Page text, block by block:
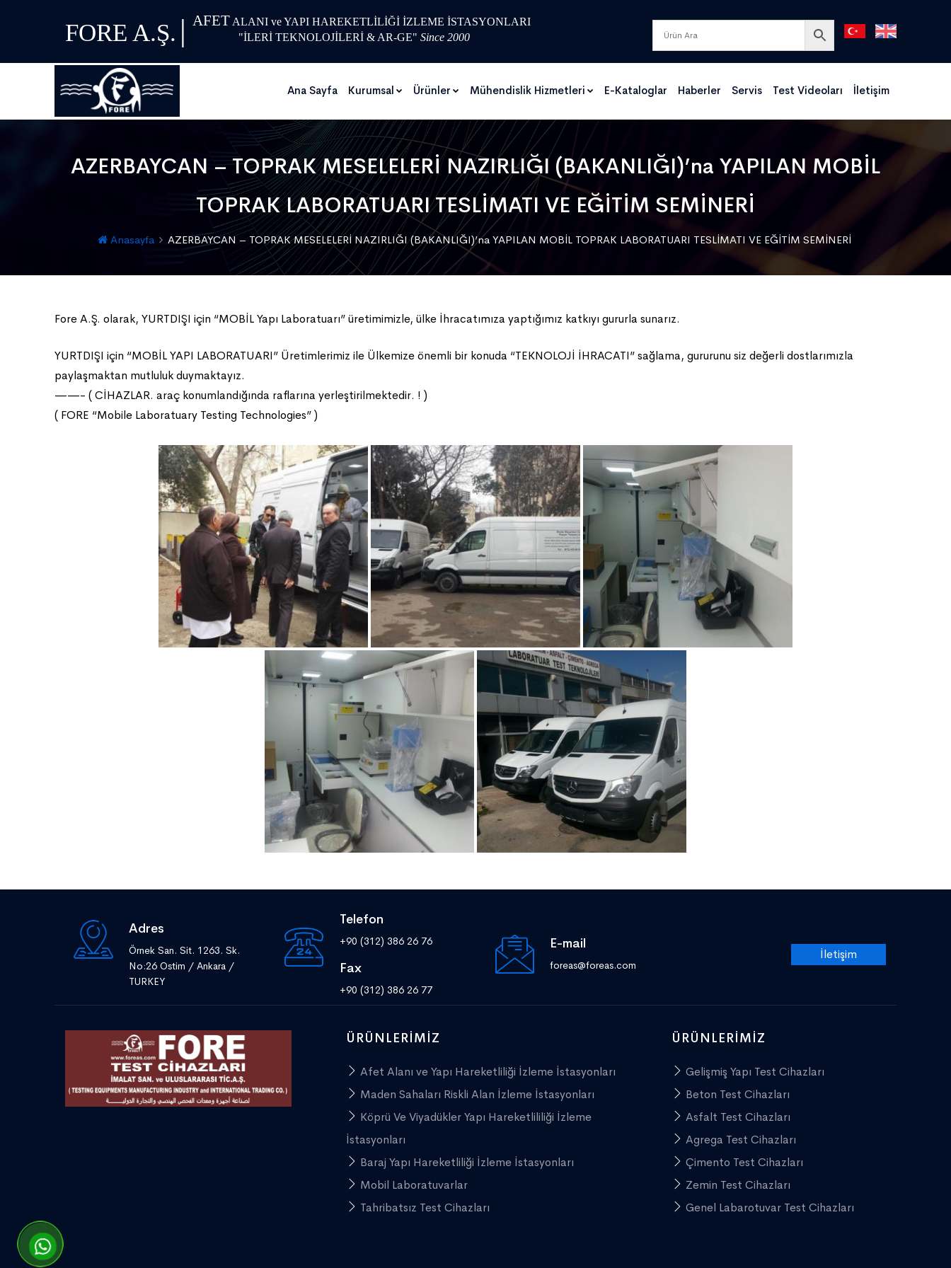
FORE A.Ş. | AFET ALANI ve YAPI HAREKETLİLİĞİ İZLEME İSTASYONLARI
"İLERİ TEKNOLOJİLERİ & AR-GE" Since 2000
Ana Sayfa Kurumsal Ürünler Mühendislik Hizmetleri E-Kataloglar Haberler Servis Test Videoları İletişim
AZERBAYCAN – TOPRAK MESELELERİ NAZIRLIĞI (BAKANLIĞI)’na YAPILAN MOBİL
TOPRAK LABORATUARI TESLİMATI VE EĞİTİM SEMİNERİ
Anasayfa AZERBAYCAN – TOPRAK MESELELERİ NAZIRLIĞI (BAKANLIĞI)’na YAPILAN MOBİL TOPRAK LABORATUARI TESLİMATI VE EĞİTİM SEMİNERİ
Fore A.Ş. olarak, YURTDIŞI için “MOBİL Yapı Laboratuarı” üretimimizle, ülke İhracatımıza yaptığımız katkıyı gururla sunarız.
YURTDIŞI için “MOBİL YAPI LABORATUARI” Üretimlerimiz ile Ülkemize önemli bir konuda “TEKNOLOJİ İHRACATI” sağlama, gururunu siz değerli dostlarımızla
paylaşmaktan mutluluk duymaktayız.
——- ( CİHAZLAR. araç konumlandığında raflarına yerleştirilmektedir. ! )
( FORE “Mobile Laboratuary Testing Technologies” )
Adres
Örnek San. Sit. 1263. Sk.
No:26 Ostim / Ankara /
TURKEY
Telefon
+90 (312) 386 26 76
Fax
+90 (312) 386 26 77
E-mail
foreas@foreas.com
İletişim
ÜRÜNLERIMIZ
Afet Alanı ve Yapı Hareketliliği İzleme İstasyonları
Maden Sahaları Riskli Alan İzleme İstasyonları
Köprü Ve Viyadükler Yapı Hareketlililiği İzleme
İstasyonları
Baraj Yapı Hareketliliği İzleme İstasyonları
Mobil Laboratuvarlar
Tahribatsız Test Cihazları
ÜRÜNLERIMIZ
Gelişmiş Yapı Test Cihazları
Beton Test Cihazları
Asfalt Test Cihazları
Agrega Test Cihazları
Çimento Test Cihazları
Zemin Test Cihazları
Genel Labarotuvar Test Cihazları